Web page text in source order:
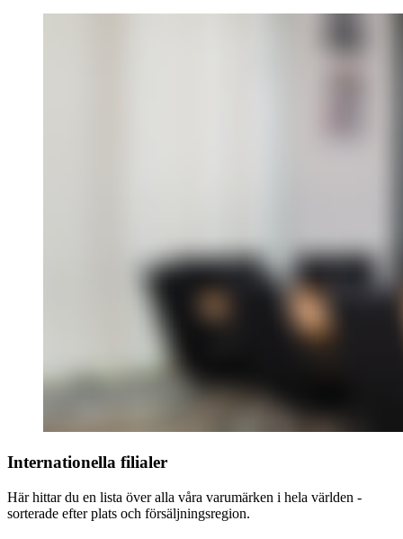
Internationella filialer
Här hittar du en lista över alla våra varumärken i hela världen -
sorterade efter plats och försäljningsregion.